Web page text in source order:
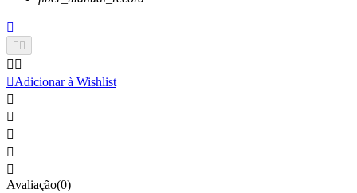

 
 
Adicionar à Wishlist





Avaliação(0)